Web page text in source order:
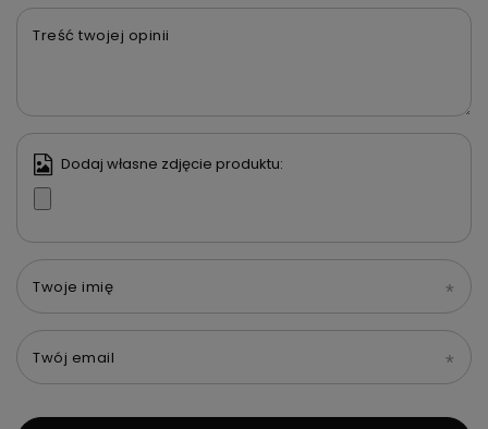
Treść twojej opinii
Dodaj własne zdjęcie produktu:
Twoje imię
Twój email